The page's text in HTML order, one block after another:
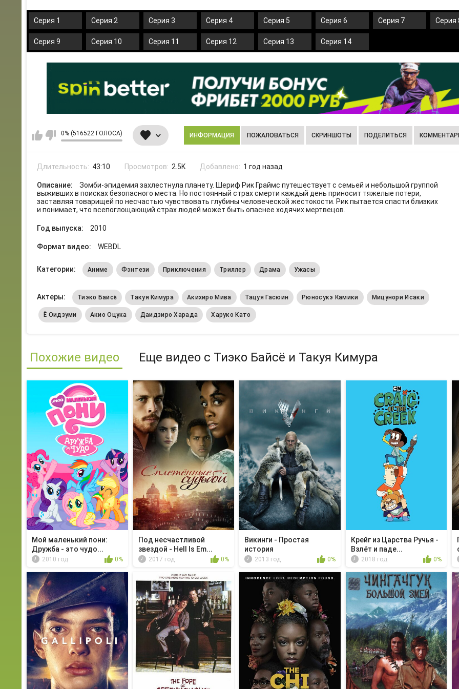
Серия 1 Серия 2 Серия 3 Серия 4 Серия 5 Серия 6 Серия 7 Серия
Серия 9 Серия 10 Серия 11 Серия 12 Серия 13 Серия 14
0% (516522 ГОЛОСА) ИНФОРМАЦИЯ ПОЖАЛОВАТЬСЯ СКРИНШОТЫ ПОДЕЛИТЬСЯ
Длительность: 43:10 Просмотров: 2.5K Добавлено: 1 год назад
Описание:
Зомби-эпидемия захлестнула планету. Шериф Рик Граймс путешествует с семьей и небольшой группой
выживших в поисках безопасного места. Но постоянный страх смерти каждый день приносит тяжелые потери,
заставляя товарищей по несчастью чувствовать глубины человеческой жестокости. Рик пытается спасти близких
и понимает, что всепоглощающий страх людей может быть опаснее ходячих мертвецов.
Год выпуска: 2010
Формат видео: WEBDL
Категории: Аниме Фэнтези Приключения Триллер Драма Ужасы
Актеры: Тиэко Байсё Такуя Кимура Акихиро Мива Тацуя Гасюин Рюносукэ Камики Мицунори Исаки
Ё Оидзуми Акио Оцука Даидзиро Харада Харуко Като
Похожие видео Еще видео с Тиэко Байсё и Такуя Кимура
Мой маленький пони:
Дружба - это чудо...
2010 год 0%
Под несчастливой
звездой - Hell Is Em...
2017 год 0%
Викинги - Простая
история
2013 год 0%
Крейг из Царства Ручья -
Взлёт и паде...
2018 год 0%